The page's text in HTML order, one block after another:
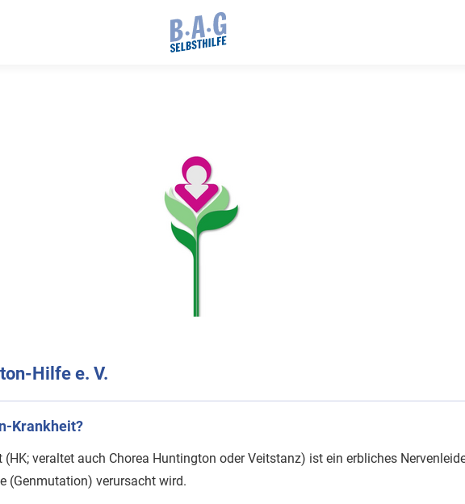
Hilfe e. V.
Krankheit?
veraltet auch Chorea Huntington oder Veitstanz) ist ein erbliches
(Genmutation) verursacht wird.